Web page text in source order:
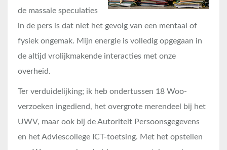
de massale speculaties
in de pers is dat niet het gevolg van een mentaal of
fysiek ongemak. Mijn energie is volledig opgegaan in
de altijd vrolijkmakende interacties met onze
overheid.
Ter verduidelijking; ik heb ondertussen 18 Woo-
verzoeken ingediend, het overgrote merendeel bij het
UWV, maar ook bij de Autoriteit Persoonsgegevens
en het Adviescollege ICT-toetsing. Met het opstellen